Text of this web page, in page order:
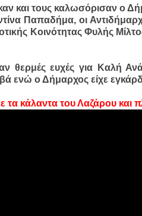
και τους καλωσόρισαν ο
Παπαδήμα, οι
Κοινότητας Φυλής
θερμές ευχές για Καλή
ενώ ο Δήμαρχος είχε
τα κάλαντα του Λαζάρου και